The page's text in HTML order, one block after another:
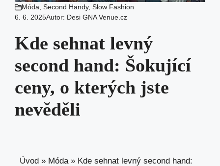
Móda Second Handy, Slow Fashion
6. 6. 2025Autor: Desi GNA Venue.cz
Kde sehnat levný
second hand: Šokující
ceny, o kterých jste
nevěděli
Úvod » Móda» Kde sehnat levný second hand: